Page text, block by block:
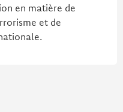
en matière de
et de